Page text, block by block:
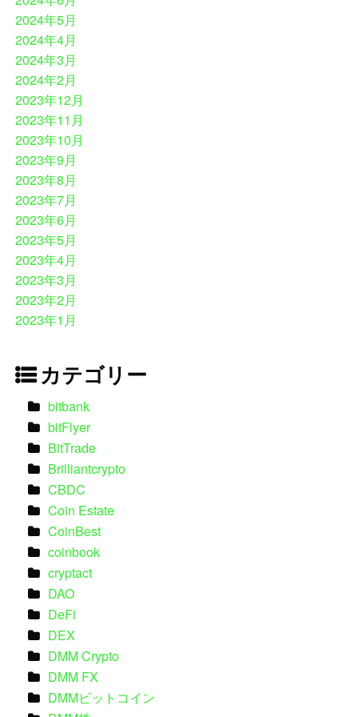
2024年5月
2024年4月
2024年3月
2024年2月
2023年12月
2023年11月
2023年10月
2023年9月
2023年8月
2023年7月
2023年6月
2023年5月
2023年4月
2023年3月
2023年2月
2023年1月
カテゴリー
bitbank
bitFlyer
BitTrade
Brilliantcrypto
CBDC
Coin Estate
CoinBest
coinbook
cryptact
DAO
DeFi
DEX
DMM Crypto
DMM FX
DMMビットコイン